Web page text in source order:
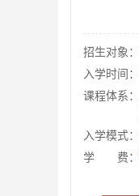
招生对象：
入学时间：
课程体系：
入学模式：
学 费：